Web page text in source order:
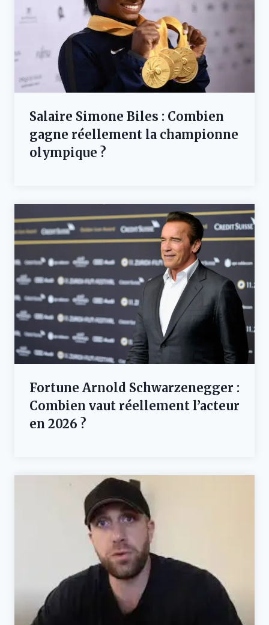
Salaire Simone Biles : Combien
gagne réellement la championne
olympique ?
Fortune Arnold Schwarzenegger :
Combien vaut réellement l’acteur
en 2026 ?